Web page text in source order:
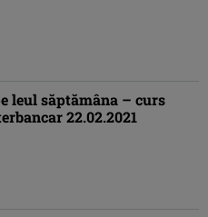
leul săptămâna – curs
22.02.2021